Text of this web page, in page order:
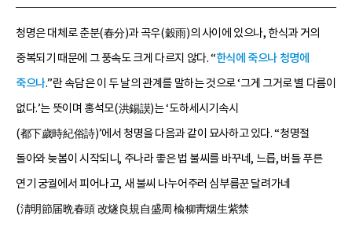
청명은 대체로 춘분(春分)과 곡우(穀雨)의 사이에 있으나, 한식과 거의
중복되기 때문에 그 풍속도 크게 다르지 않다. “한식에 죽으나 청명에
죽으나.”란 속담은 이 두 날의 관계를 말하는 것으로 ‘그게 그거로 별 다름이
없다.’는 뜻이며 홍석모(洪錫謨)는 ‘도하세시기속시
(都下歲時紀俗詩)’에서 청명을 다음과 같이 묘사하고 있다. “청명절
돌아와 늦봄이 시작되니, 주나라 좋은 법 불씨를 바꾸네, 느릅, 버들 푸른
연기 궁궐에서 피어나고, 새 불씨 나누어주러 심부름꾼 달려가네
(淸明節届晩春頭 改燧良規自盛周 楡柳靑烟生紫禁